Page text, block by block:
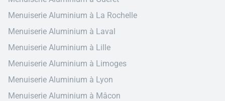
Menuiserie Aluminium à La Rochelle
Menuiserie Aluminium à Laval
Menuiserie Aluminium à Lille
Menuiserie Aluminium à Limoges
Menuiserie Aluminium à Lyon
Menuiserie Aluminium à Mâcon